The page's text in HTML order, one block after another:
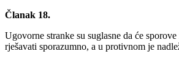
Članak 18.
Ugovorne stranke su suglasne da će
rješavati sporazumno, a u protivnom je